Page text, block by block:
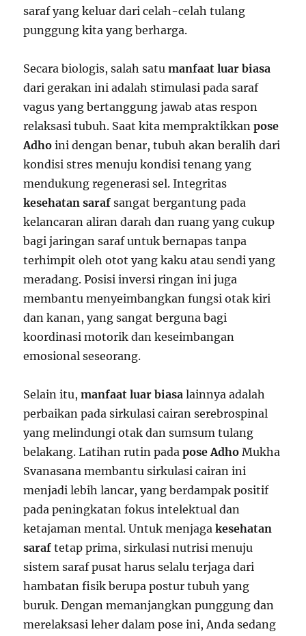
saraf yang keluar dari celah-celah tulang
punggung kita yang berharga.
Secara biologis, salah satumanfaat luar biasa
dari gerakan ini adalah stimulasi pada saraf
vagus yang bertanggung jawab atas respon
relaksasi tubuh. Saat kita mempraktikkanpose
Adho ini dengan benar, tubuh akan beralih dari
kondisi stres menuju kondisi tenang yang
mendukung regenerasi sel. Integritas
kesehatan saraf sangat bergantung pada
kelancaran aliran darah dan ruang yang cukup
bagi jaringan saraf untuk bernapas tanpa
terhimpit oleh otot yang kaku atau sendi yang
meradang. Posisi inversi ringan ini juga
membantu menyeimbangkan fungsi otak kiri
dan kanan, yang sangat berguna bagi
koordinasi motorik dan keseimbangan
emosional seseorang.
Selain itu,manfaat luar biasa lainnya adalah
perbaikan pada sirkulasi cairan serebrospinal
yang melindungi otak dan sumsum tulang
belakang. Latihan rutin padapose Adho Mukha
Svanasana membantu sirkulasi cairan ini
menjadi lebih lancar, yang berdampak positif
pada peningkatan fokus intelektual dan
ketajaman mental. Untuk menjagakesehatan
saraf tetap prima, sirkulasi nutrisi menuju
sistem saraf pusat harus selalu terjaga dari
hambatan fisik berupa postur tubuh yang
buruk. Dengan memanjangkan punggung dan
merelaksasi leher dalam pose ini, Anda sedang